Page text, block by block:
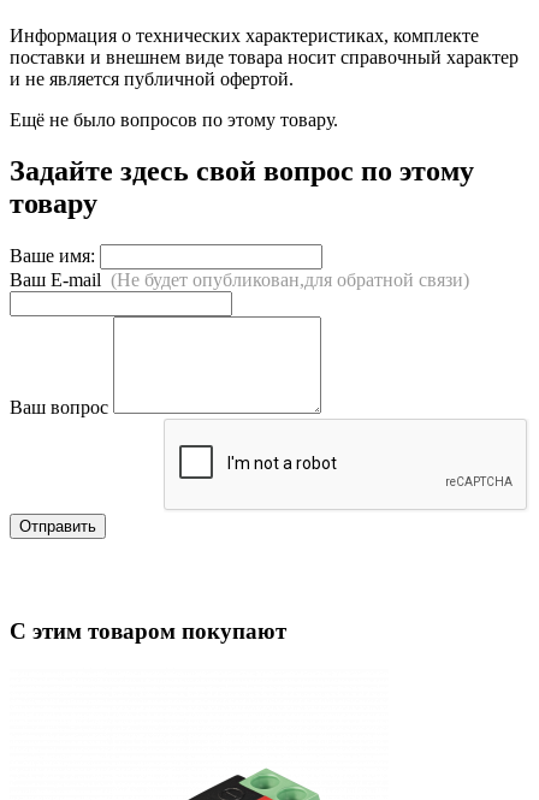
Информация о технических характеристиках, комплекте
поставки и внешнем виде товара носит справочный характер
и не является публичной офертой.
Ещё не было вопросов по этому товару.
Задайте здесь свой вопрос по этому
товару
Ваше имя:
Ваш E-mail (Не будет опубликован,для обратной связи)
Ваш вопрос
Отправить
С этим товаром покупают